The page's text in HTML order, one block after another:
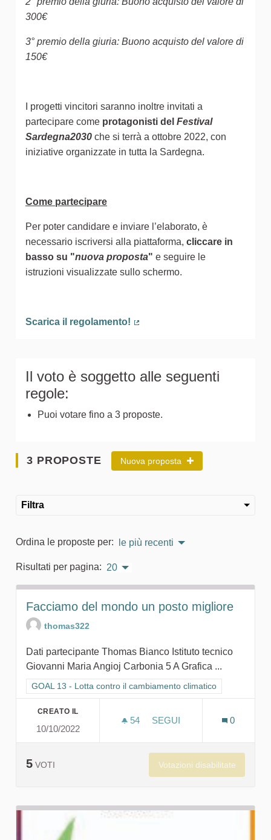
300€
3° premio della giuria: Buono acquisto del valore di
150€
I progetti vincitori saranno inoltre invitati a
partecipare come protagonisti del Festival
Sardegna2030 che si terrà a ottobre 2022, con
iniziative organizzate in tutta la Sardegna.
Come partecipare
Per poter candidare e inviare l’elaborato, è
necessario iscriversi alla piattaforma, cliccare in
basso su "nuova proposta" e seguire le
istruzioni visualizzate sullo schermo.
Scarica il regolamento!
Il voto è soggetto alle seguenti
regole:
Puoi votare fino a 3 proposte.
3 PROPOSTE Nuova proposta
Filtra
Ordina le proposte per: le più recenti
Risultati per pagina: 20
Facciamo del mondo un posto migliore
thomas322
Dati partecipante Thomas Bianco Istituto tecnico
Giovanni Maria Angioj Carbonia 5 A Grafica ...
Filtra i risultati per categoria: GOAL 13 - Lotta contro il
GOAL 13 - Lotta contro il cambiamento climatico
CREATO IL
10/10/2022
54 54 SOSTENITORI
SEGUI
0
5 VOTI Votazioni disabilitate